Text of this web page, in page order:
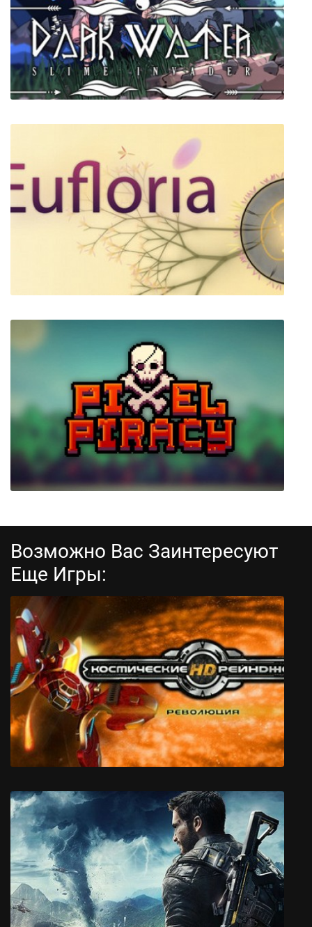
Close Combat: The Bloody First
Dark Water : Slime Invader
Eufloria HD
Pixel Piracy
Возможно Вас Заинтересуют
Еще Игры:
Space Rangers HD: A War Apart